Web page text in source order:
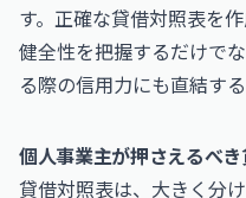
す。正確な貸借対照表を
健全性を把握するだけで
る際の信用力にも直結する
個人事業主が押さえるべ
貸借対照表は、大きく分